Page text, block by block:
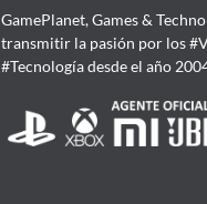
GamePlanet, Games &
transmitir la pasión por los
#Tecnología desde el año